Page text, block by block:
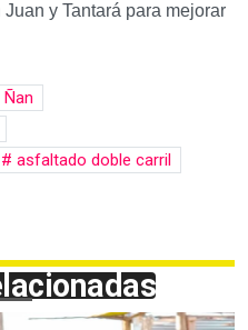
y Tantará para mejorar
asfaltado doble carril